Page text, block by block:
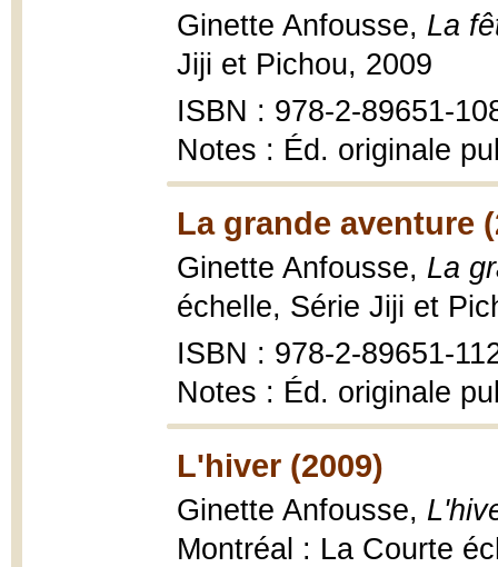
Ginette Anfousse, La
Jiji et Pichou, 2009
ISBN : 978-2-89651-
Notes : Éd. originale
La grande aventure
Ginette Anfousse, La
échelle, Série Jiji et
ISBN : 978-2-89651-
Notes : Éd. originale
L'hiver (2009)
Ginette Anfousse,
Montréal : La Courte